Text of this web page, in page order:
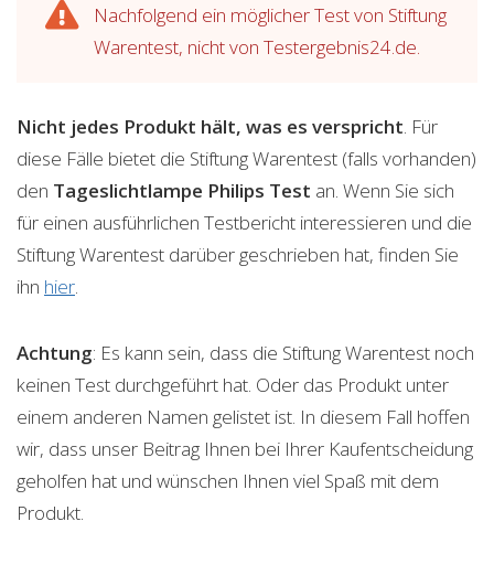
Nachfolgend ein möglicher Test von Stiftung
Warentest, nicht von Testergebnis24.de.
Nicht jedes Produkt hält, was es verspricht. Für
diese Fälle bietet die Stiftung Warentest (falls vorhanden)
den Tageslichtlampe Philips Test an. Wenn Sie sich
für einen ausführlichen Testbericht interessieren und die
Stiftung Warentest darüber geschrieben hat, finden Sie
ihn hier.
Achtung: Es kann sein, dass die Stiftung Warentest noch
keinen Test durchgeführt hat. Oder das Produkt unter
einem anderen Namen gelistet ist. In diesem Fall hoffen
wir, dass unser Beitrag Ihnen bei Ihrer Kaufentscheidung
geholfen hat und wünschen Ihnen viel Spaß mit dem
Produkt.